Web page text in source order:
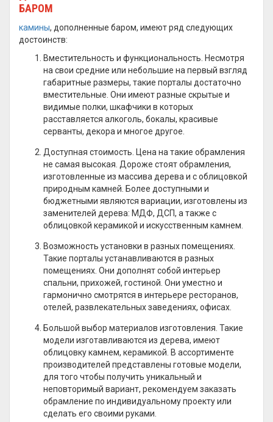
БАРОМ
камины, дополненные баром, имеют ряд следующих
достоинств:
Вместительность и функциональность. Несмотря
на свои средние или небольшие на первый взгляд
габаритные размеры, такие порталы достаточно
вместительные. Они имеют разные скрытые и
видимые полки, шкафчики в которых
расставляется алкоголь, бокалы, красивые
серванты, декора и многое другое.
Доступная стоимость. Цена на такие обрамления
не самая высокая. Дороже стоят обрамления,
изготовленные из массива дерева и с облицовкой
природным камней. Более доступными и
бюджетными являются вариации, изготовлены из
заменителей дерева: МДФ, ДСП, а также с
облицовкой керамикой и искусственным камнем.
Возможность установки в разных помещениях.
Такие порталы устанавливаются в разных
помещениях. Они дополнят собой интерьер
спальни, прихожей, гостиной. Они уместно и
гармонично смотрятся в интерьере ресторанов,
отелей, развлекательных заведениях, офисах.
Большой выбор материалов изготовления. Такие
модели изготавливаются из дерева, имеют
облицовку камнем, керамикой. В ассортименте
производителей представлены готовые модели,
для того чтобы получить уникальный и
неповторимый вариант, рекомендуем заказать
обрамление по индивидуальному проекту или
сделать его своими руками.